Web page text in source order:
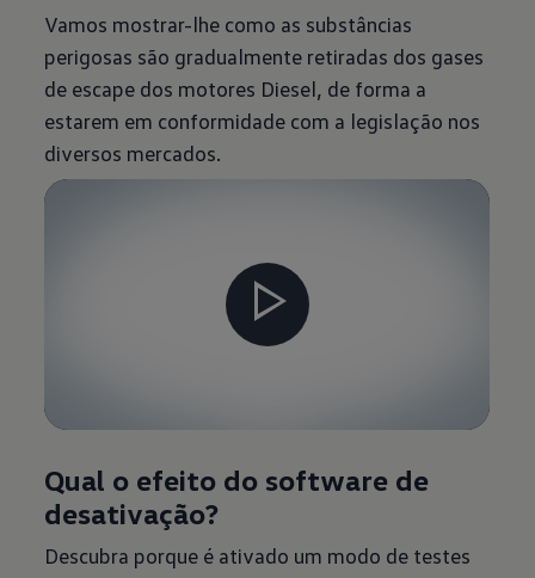
Vamos mostrar-lhe como as substâncias
perigosas são gradualmente retiradas dos gases
de escape dos motores Diesel, de forma a
estarem em conformidade com a legislação nos
diversos mercados.
Qual o efeito do software de
desativação?
Descubra porque é ativado um modo de testes